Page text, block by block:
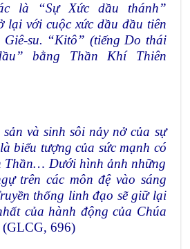
là “Sự Xức dầu thánh”
lại với cuộc xức dầu đầu tiên
su. “Kitô” (tiếng Do thái
bằng Thần Khí Thiên
và sinh sôi nảy nở của sự
biểu tượng của sức mạnh có
Thần… Dưới hình ảnh những
trên các môn đệ vào sáng
thống linh đạo sẽ giữ lại
của hành động của Chúa
(GLCG, 696)